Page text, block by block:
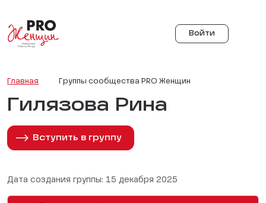
Войти
Главная Группы сообщества PRO Женщин
Гилязова Рина
Вступить в группу
Дата создания группы: 15 декабря 2025